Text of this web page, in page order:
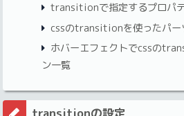
transitionで指定するプロパ
cssのtransitionを使ったパー
ホバーエフェクトでcssの
ン一覧
transitionの設定